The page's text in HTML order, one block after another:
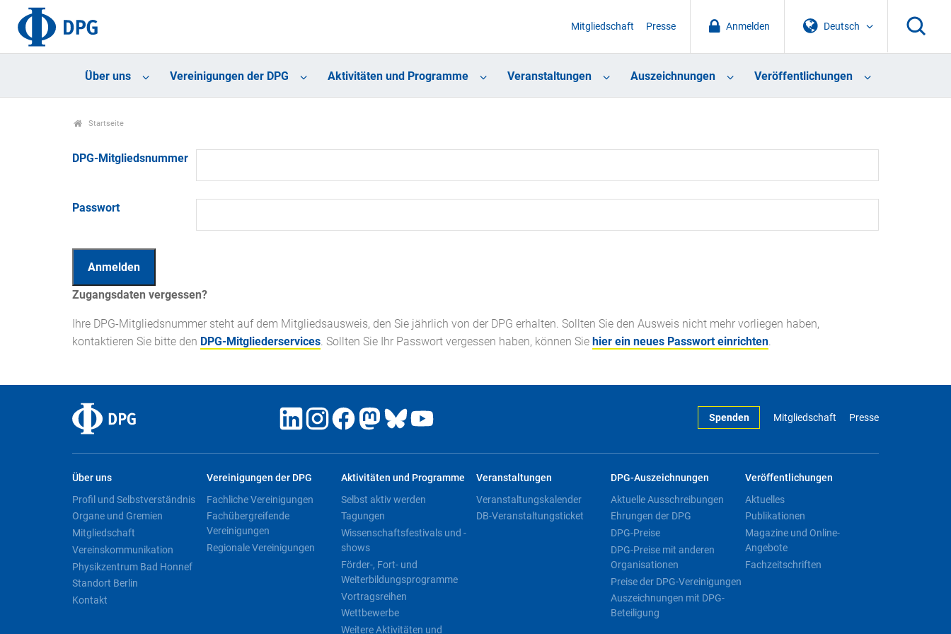
Deutsch
Anmelden
Mitgliedschaft Presse
Über uns Vereinigungen der DPG Aktivitäten und Programme Veranstaltungen Auszeichnungen Veröffentlichungen
Startseite
DPG-Mitgliedsnummer
Passwort
Zugangsdaten vergessen?
Ihre DPG-Mitgliedsnummer steht auf dem Mitgliedsausweis, den Sie jährlich von der DPG erhalten. Sollten Sie den Ausweis nicht mehr vorliegen haben,
kontaktieren Sie bitte den DPG-Mitgliederservices . Sollten Sie Ihr Passwort vergessen haben, können Sie hier ein neues Passwort einrichten
Spenden Mitgliedschaft Presse
Über uns
Profil und Selbstverständnis
Organe und Gremien
Mitgliedschaft
Vereinskommunikation
Physikzentrum Bad Honnef
Standort Berlin
Kontakt
Vereinigungen der DPG
Fachliche Vereinigungen
Fachübergreifende
Vereinigungen
Regionale Vereinigungen
Aktivitäten und Programme
Selbst aktiv werden
Tagungen
Wissenschaftsfestivals und -
shows
Förder-, Fort- und
Weiterbildungsprogramme
Vortragsreihen
Wettbewerbe
Weitere Aktivitäten und
Veranstaltungen
Veranstaltungskalender
DB-Veranstaltungsticket
DPG-Auszeichnungen
Aktuelle Ausschreibungen
Ehrungen der DPG
DPG-Preise
DPG-Preise mit anderen
Organisationen
Preise der DPG-Vereinigungen
Auszeichnungen mit DPG-
Beteiligung
Veröffentlichungen
Aktuelles
Publikationen
Magazine und Online-
Angebote
Fachzeitschriften